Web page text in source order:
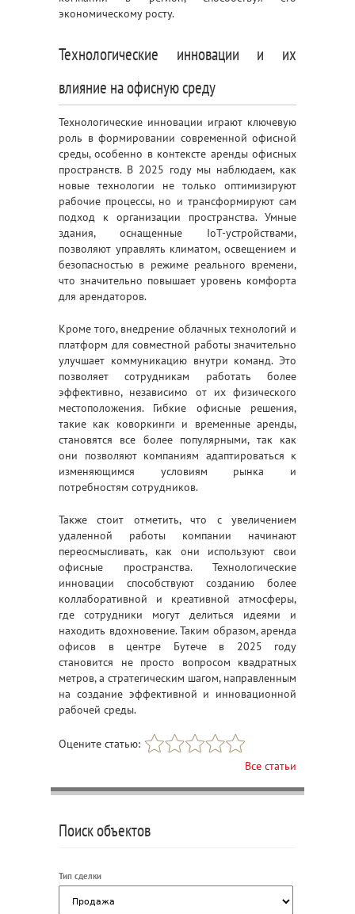
экономическому росту.
Технологические инновации и их
влияние на офисную среду
Технологические инновации играют ключевую
роль в формировании современной офисной
среды, особенно в контексте аренды офисных
пространств. В 2025 году мы наблюдаем, как
новые технологии не только оптимизируют
рабочие процессы, но и трансформируют сам
подход к организации пространства. Умные
здания, оснащенные IoT-устройствами,
позволяют управлять климатом, освещением и
безопасностью в режиме реального времени,
что значительно повышает уровень комфорта
для арендаторов.
Кроме того, внедрение облачных технологий и
платформ для совместной работы значительно
улучшает коммуникацию внутри команд. Это
позволяет сотрудникам работать более
эффективно, независимо от их физического
местоположения. Гибкие офисные решения,
такие как коворкинги и временные аренды,
становятся все более популярными, так как
они позволяют компаниям адаптироваться к
изменяющимся условиям рынка и
потребностям сотрудников.
Также стоит отметить, что с увеличением
удаленной работы компании начинают
переосмысливать, как они используют свои
офисные пространства. Технологические
инновации способствуют созданию более
коллаборативной и креативной атмосферы,
где сотрудники могут делиться идеями и
находить вдохновение. Таким образом, аренда
офисов в центре Бутече в 2025 году
становится не просто вопросом квадратных
метров, а стратегическим шагом, направленным
на создание эффективной и инновационной
рабочей среды.
Оцените статью:
Все статьи
Поиск объектов
Тип сделки